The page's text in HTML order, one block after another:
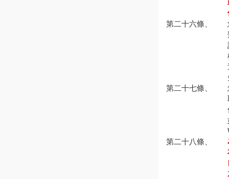
第二十六條、
第二十七條、
第二十八條、